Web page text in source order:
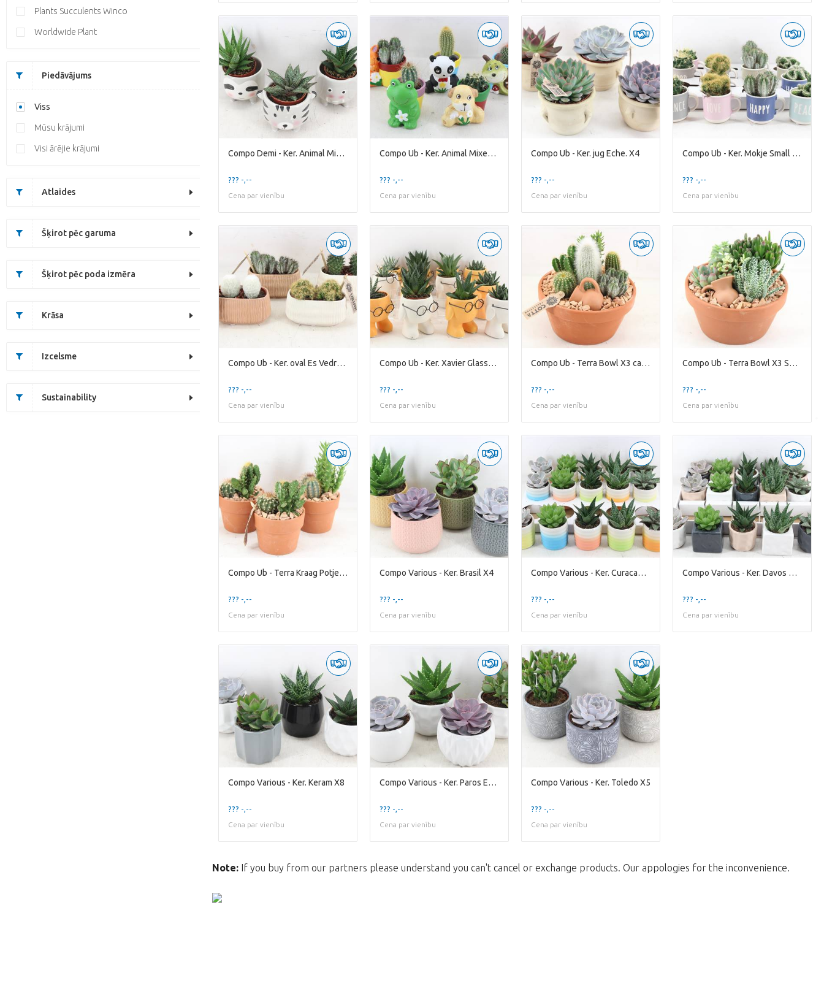
Plants Succulents Winco
Worldwide Plant
Piedāvājums
Viss
Mūsu krājumi
Visi ārējie krājumi
Atlaides
Šķirot pēc garuma
Šķirot pēc poda izmēra
Krāsa
Izcelsme
Sustainability
Compo Demi - Ker. Animal Mixed
??? -,--
Cena par vienību
Compo Ub - Ker. Animal Mixed X10 cactus
??? -,--
Cena par vienību
Compo Ub - Ker. jug Eche. X4
??? -,--
Cena par vienību
Compo Ub - Ker. Mokje Small x12
??? -,--
Cena par vienību
Compo Ub - Ker. oval Es Vedra X7
??? -,--
Cena par vienību
Compo Ub - Ker. Xavier Glasses x12
??? -,--
Cena par vienību
Compo Ub - Terra Bowl X3 cactus
??? -,--
Cena par vienību
Compo Ub - Terra Bowl X3 Succulent
??? -,--
Cena par vienību
Compo Ub - Terra Kraag Potje Kl. x9 cactus
??? -,--
Cena par vienību
Compo Various - Ker. Brasil X4
??? -,--
Cena par vienību
Compo Various - Ker. Curacao Mixed
??? -,--
Cena par vienību
Compo Various - Ker. Davos Mixed
??? -,--
Cena par vienību
Compo Various - Ker. Keram X8
??? -,--
Cena par vienību
Compo Various - Ker. Paros Ech. X4
??? -,--
Cena par vienību
Compo Various - Ker. Toledo X5
??? -,--
Cena par vienību
Note: If you buy from our partners please understand you can't cancel or exchange products. Our appologies for the inconvenience.